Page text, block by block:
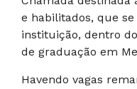
e habilitados, que
instituição, dentro
de graduação em
Havendo vagas